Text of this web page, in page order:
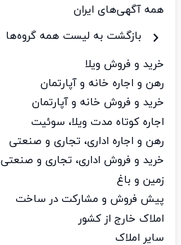
همه آگهی‌های ایران
بازگشت به لیست همه گروه‌ها
خرید و فروش ویلا
رهن و اجاره خانه و آپارتمان
خرید و فروش خانه و آپارتمان
اجاره کوتاه مدت ویلا، سوئیت
رهن و اجاره اداری، تجاری و صنعتی
خرید و فروش اداری، تجاری و صنعتی
زمین و باغ
پیش فروش و مشارکت در ساخت
املاک خارج از کشور
سایر املاک